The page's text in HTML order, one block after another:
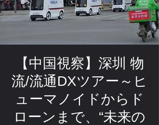
【中国視察】深圳 物
流/流通DXツアー～ヒ
ューマノイドからド
ローンまで、“未来の